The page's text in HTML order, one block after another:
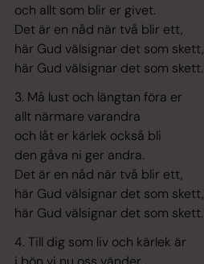
och allt som blir er givet.
Det är en nåd när två blir ett,
här Gud välsignar det som skett,
här Gud välsignar det som skett.
3. Må lust och längtan föra er
allt närmare varandra
och låt er kärlek också bli
den gåva ni ger andra.
Det är en nåd när två blir ett,
här Gud välsignar det som skett,
här Gud välsignar det som skett.
4. Till dig som liv och kärlek är